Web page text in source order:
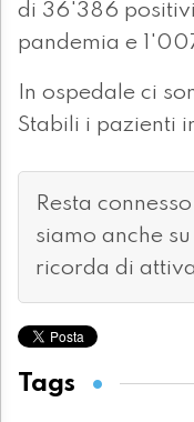
di 36'386
pandemia e
In ospedale ci
Stabili i pazienti
Resta
siamo anche
ricorda di
Tags